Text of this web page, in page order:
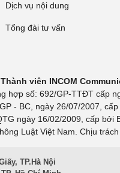
Dịch vụ nội dung
Tổng đài tư vấn
viên INCOM
hợp số: 692/GP-TTĐT cấp
- BC, ngày 26/07/2007,
ngày 16/02/2009, cấp bởi
Luật Việt Nam. Chịu
TP.Hà Nội